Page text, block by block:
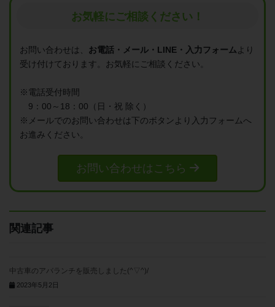
お気軽にご相談ください！
お問い合わせは、 お電話・メール・LINE・入力フォームより
受け付けております。 お気軽にご相談ください。
※電話受付時間
9：00～18：00（日・祝 除く）
※メールでのお問い合わせは 下のボタンより入力フォームへ
お進みください。
お問い合わせはこちら
関連記事
中古車のアバランチを販売しました(^▽^)/
2023年5月2日